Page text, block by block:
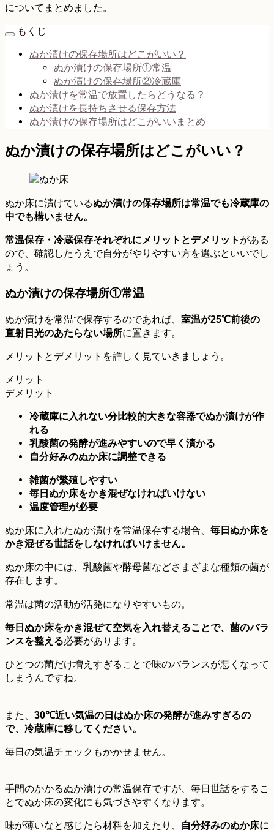
についてまとめました。
もくじ
ぬか漬けの保存場所はどこがいい？
ぬか漬けの保存場所①常温
ぬか漬けの保存場所②冷蔵庫
ぬか漬けを常温で放置したらどうなる？
ぬか漬けを長持ちさせる保存方法
ぬか漬けの保存場所はどこがいいまとめ
ぬか漬けの保存場所はどこがいい？
ぬか床に漬けているぬか漬けの保存場所は常温でも冷蔵庫の
中でも構いません。
常温保存・冷蔵保存それぞれにメリットとデメリット がある
ので、確認したうえで自分がやりやすい方を選ぶといいでし
ょう。
ぬか漬けの保存場所①常温
ぬか漬けを常温で保存するのであれば、 室温が25℃前後の
直射日光のあたらない場所に置きます。
メリットとデメリットを詳しく見ていきましょう。
メリット
デメリット
冷蔵庫に入れない分比較的大きな容器でぬか漬けが作
れる
乳酸菌の発酵が進みやすいので早く漬かる
自分好みのぬか床に調整できる
雑菌が繁殖しやすい
毎日ぬか床をかき混ぜなければいけない
温度管理が必要
ぬか床に入れたぬか漬けを常温保存する場合、 毎日ぬか床を
かき混ぜる世話をしなければいけません。
ぬか床の中には、乳酸菌や酵母菌などさまざまな種類の菌が
存在します。
常温は菌の活動が活発になりやすいもの。
毎日ぬか床をかき混ぜて空気を入れ替えることで、菌のバラ
ンスを整える必要があります。
ひとつの菌だけ増えすぎることで味のバランスが悪くなって
しまうんですね。
また、 30℃近い気温の日はぬか床の発酵が進みすぎるの
で、冷蔵庫に移してください。
毎日の気温チェックもかかせません。
手間のかかるぬか漬けの常温保存ですが、毎日世話をするこ
とでぬか床の変化にも気づきやすくなります。
味が薄いなと感じたら材料を加えたり、 自分好みのぬか床に